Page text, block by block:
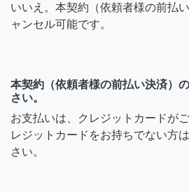
いいえ。本契約（依頼者様の前払
ャンセル可能です。
本契約（依頼者様の前払い決済）
さい。
お支払いは、クレジットカードが
レジットカードをお持ちでない方
さい。